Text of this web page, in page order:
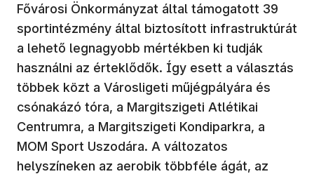
Fővárosi Önkormányzat által támogatott 39
sportintézmény által biztosított infrastruktúrát
a lehető legnagyobb mértékben ki tudják
használni az érteklődők. Így esett a választás
többek közt a Városligeti műjégpályára és
csónakázó tóra, a Margitszigeti Atlétikai
Centrumra, a Margitszigeti Kondiparkra, a
MOM Sport Uszodára. A változatos
helyszíneken az aerobik többféle ágát, az